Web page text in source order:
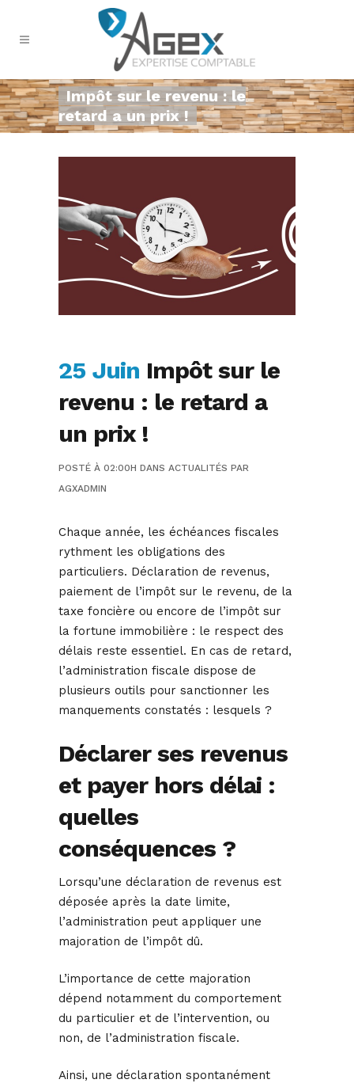
Impôt sur le revenu : le
retard a un prix !
25 Juin Impôt sur le
revenu : le retard a
un prix !
POSTÉ À 02:00H DANS ACTUALITÉS PAR
AGXADMIN
Chaque année, les échéances fiscales
rythment les obligations des
particuliers. Déclaration de revenus,
paiement de l’impôt sur le revenu, de la
taxe foncière ou encore de l’impôt sur
la fortune immobilière : le respect des
délais reste essentiel. En cas de retard,
l’administration fiscale dispose de
plusieurs outils pour sanctionner les
manquements constatés : lesquels ?
Déclarer ses revenus
et payer hors délai :
quelles
conséquences ?
Lorsqu’une déclaration de revenus est
déposée après la date limite,
l’administration peut appliquer une
majoration de l’impôt dû.
L’importance de cette majoration
dépend notamment du comportement
du particulier et de l’intervention, ou
non, de l’administration fiscale.
Ainsi, une déclaration spontanément